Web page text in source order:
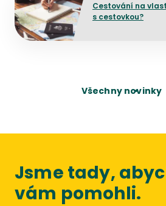
Cestování na
s cestovkou?
Všechny novinky
Jsme tady,
vám pomohli.